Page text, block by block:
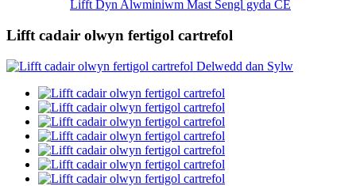
Lifft Dyn Alwminiwm Mast Sengl gyda CE
Lifft cadair olwyn fertigol cartrefol